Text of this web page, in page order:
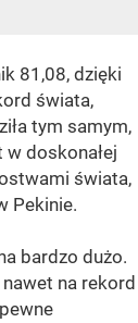
81,08, dzięki
świata,
tym samym,
doskonałej
świata,
Pekinie.
bardzo dużo.
na rekord